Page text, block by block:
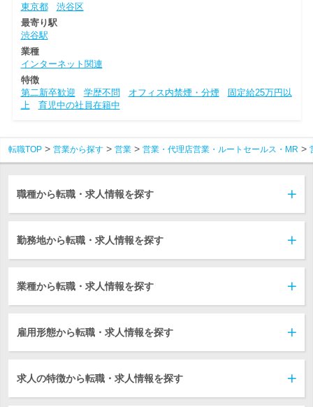
東京都
渋谷区
最寄り駅
渋谷駅
業種
インターネット関連
特徴
第二新卒歓迎
学歴不問 オフィス内禁煙・分煙
固定給25万円以
上
育児中の社員在籍中
転職TOP 営業から探す 営業 営業・代理店営業・ルートセールス・MR
職種から転職・求人情報を探す
勤務地から転職・求人情報を探す
業種から転職・求人情報を探す
雇用形態から転職・求人情報を探す
求人の特徴から転職・求人情報を探す